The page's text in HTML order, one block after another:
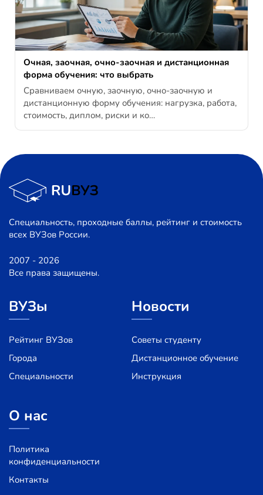
Очная, заочная, очно-заочная и дистанционная
форма обучения: что выбрать
Сравниваем очную, заочную, очно-заочную и
дистанционную форму обучения: нагрузка, работа,
стоимость, диплом, риски и ко…
Специальность, проходные баллы, рейтинг и стоимость
всех ВУЗов России.
2007 - 2026
Все права защищены.
ВУЗы
Рейтинг ВУЗов
Города
Специальности
Новости
Советы студенту
Дистанционное обучение
Инструкция
О нас
Политика
конфиденциальности
Контакты